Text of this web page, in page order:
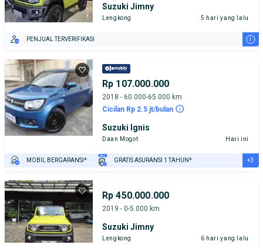
Suzuki Jimny
Lengkong 5 hari yang lalu
PENJUAL TERVERIFIKASI i
Rp 107.000.000
2018 - 60.000-65.000 km
Cicilan Rp 2.5 jt/bulan
Suzuki Ignis
Daan Mogot Hari ini
MOBIL BERGARANSI* GRATIS ASURANSI 1 TAHUN*
PENJUAL TERVERIFIKASI
+3
Rp 450.000.000
2019 - 0-5.000 km
Suzuki Jimny
Lengkong 6 hari yang lalu